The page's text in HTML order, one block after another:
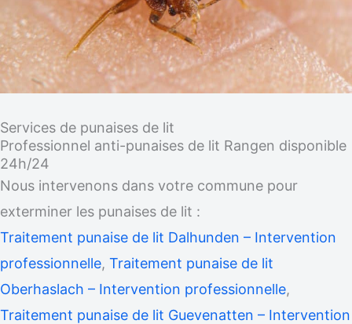
Services de punaises de lit
Professionnel anti-punaises de lit Rangen disponible
24h/24
Nous intervenons dans votre commune pour
exterminer les punaises de lit :
Traitement punaise de lit Dalhunden – Intervention
professionnelle, Traitement punaise de lit
Oberhaslach – Intervention professionnelle,
Traitement punaise de lit Guevenatten – Intervention